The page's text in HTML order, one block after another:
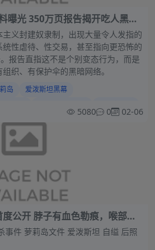
曝光 350万页报告揭开吃人黑幕
周封建奴隶社会
义封建奴隶制，出现大量令人发指的
性虐待、性交易，甚至指向更恐怖的
报告直指这不是个别变态行为，而是
织、有保护伞的黑暗网络。
岛
爱泼斯坦黑幕
5080 0 02-06
公开 脖子有血色勒痕，喉部甲
事件 萝莉岛文件 爱泼斯坦 自缢 后照